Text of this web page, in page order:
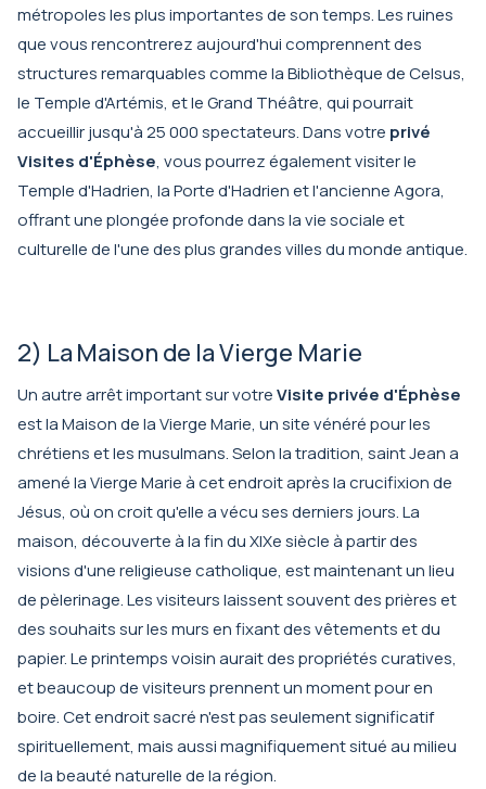
métropoles les plus importantes de son temps. Les ruines
que vous rencontrerez aujourd'hui comprennent des
structures remarquables comme la Bibliothèque de Celsus,
le Temple d'Artémis, et le Grand Théâtre, qui pourrait
accueillir jusqu'à 25 000 spectateurs. Dans votre privé
Visites d'Éphèse, vous pourrez également visiter le
Temple d'Hadrien, la Porte d'Hadrien et l'ancienne Agora,
offrant une plongée profonde dans la vie sociale et
culturelle de l'une des plus grandes villes du monde antique.
2) La Maison de la Vierge Marie
Un autre arrêt important sur votreVisite privée d'Éphèse
est la Maison de la Vierge Marie, un site vénéré pour les
chrétiens et les musulmans. Selon la tradition, saint Jean a
amené la Vierge Marie à cet endroit après la crucifixion de
Jésus, où on croit qu'elle a vécu ses derniers jours. La
maison, découverte à la fin du XIXe siècle à partir des
visions d'une religieuse catholique, est maintenant un lieu
de pèlerinage. Les visiteurs laissent souvent des prières et
des souhaits sur les murs en fixant des vêtements et du
papier. Le printemps voisin aurait des propriétés curatives,
et beaucoup de visiteurs prennent un moment pour en
boire. Cet endroit sacré n'est pas seulement significatif
spirituellement, mais aussi magnifiquement situé au milieu
de la beauté naturelle de la région.